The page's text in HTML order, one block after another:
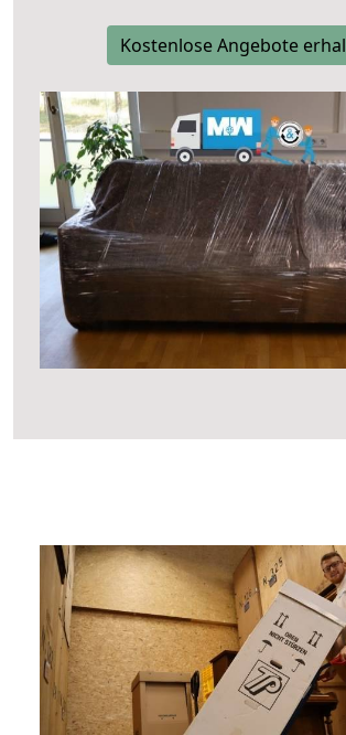
Kostenlose Angebote